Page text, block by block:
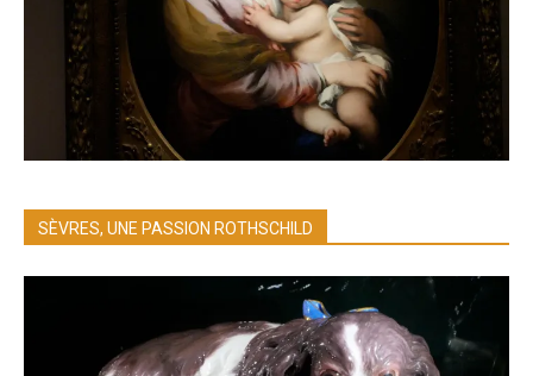
SÈVRES, UNE PASSION ROTHSCHILD